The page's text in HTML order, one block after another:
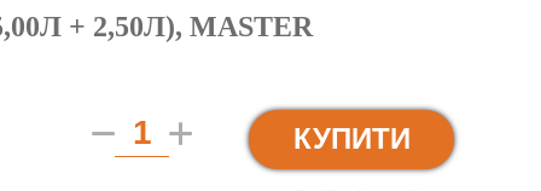
+ 2,50Л), MASTER
КУПИТИ